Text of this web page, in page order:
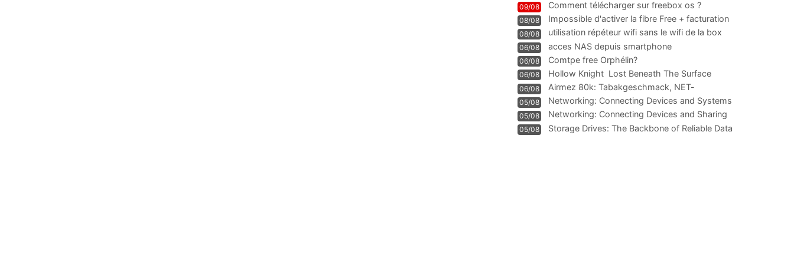
09/08 Comment télécharger sur freebox os ?
08/08
Impossible d'activer la fibre Free + facturation
résiliation
08/08 utilisation répéteur wifi sans le wifi de la box
06/08 acces NAS depuis smartphone
06/08 Comtpe free Orphélin?
06/08 Hollow Knight  Lost Beneath The Surface
06/08
Airmez 80k: Tabakgeschmack, NET-
Technologie und Leistung im
05/08 Networking: Connecting Devices and Systems
05/08
Networking: Connecting Devices and Sharing
Information
05/08
Storage Drives: The Backbone of Reliable Data